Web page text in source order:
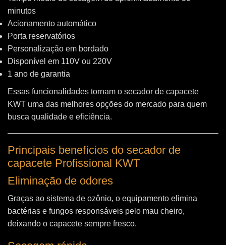
minutos
Acionamento automático
Porta reservatórios
Personalização em bordado
Disponível em 110V ou 220V
1 ano de garantia
Essas funcionalidades tornam o secador de capacete
KWT uma das melhores opções do mercado para quem
busca qualidade e eficiência.
Principais benefícios do secador de
capacete Profissional KWT
Eliminação de odores
Graças ao sistema de ozônio, o equipamento elimina
bactérias e fungos responsáveis pelo mau cheiro,
deixando o capacete sempre fresco.